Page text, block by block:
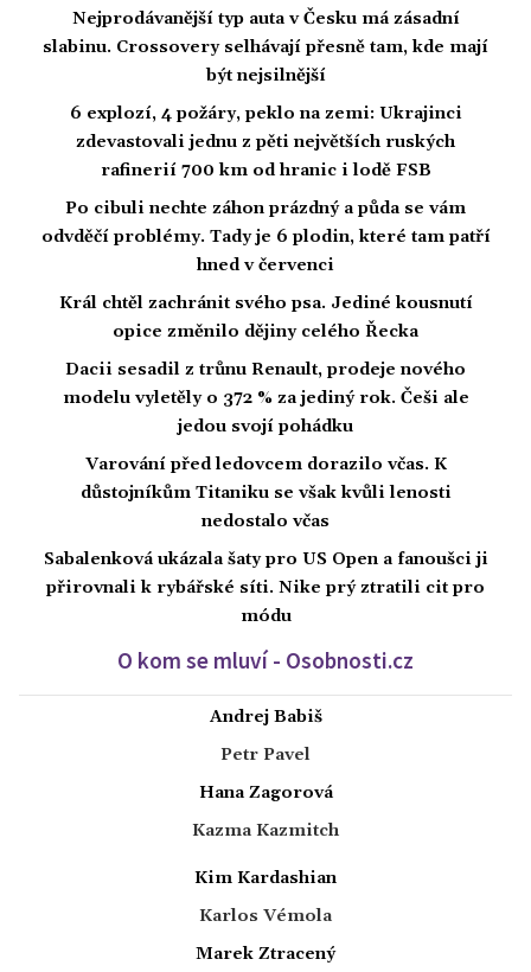
Nejprodávanější typ auta v Česku má zásadní
slabinu. Crossovery selhávají přesně tam, kde mají
být nejsilnější
6 explozí, 4 požáry, peklo na zemi: Ukrajinci
zdevastovali jednu z pěti největších ruských
rafinerií 700 km od hranic i lodě FSB
Po cibuli nechte záhon prázdný a půda se vám
odvděčí problémy. Tady je 6 plodin, které tam patří
hned v červenci
Král chtěl zachránit svého psa. Jediné kousnutí
opice změnilo dějiny celého Řecka
Dacii sesadil z trůnu Renault, prodeje nového
modelu vyletěly o 372 % za jediný rok. Češi ale
jedou svojí pohádku
Varování před ledovcem dorazilo včas. K
důstojníkům Titaniku se však kvůli lenosti
nedostalo včas
Sabalenková ukázala šaty pro US Open a fanoušci ji
přirovnali k rybářské síti. Nike prý ztratili cit pro
módu
O kom se mluví - Osobnosti.cz
Andrej Babiš
Petr Pavel
Hana Zagorová
Kazma Kazmitch
Kim Kardashian
Karlos Vémola
Marek Ztracený